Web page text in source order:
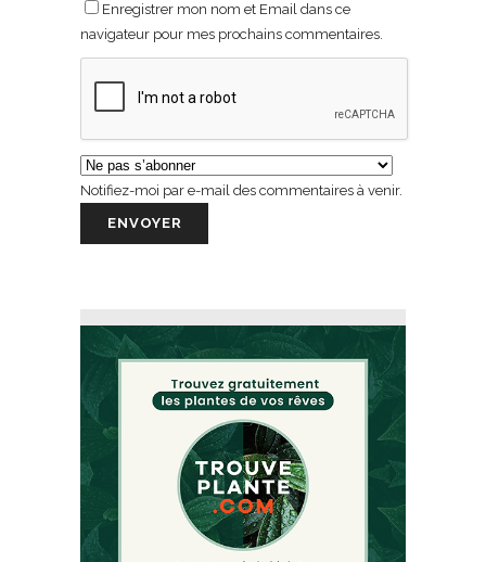
Enregistrer mon nom et Email dans ce
navigateur pour mes prochains commentaires.
Notifiez-moi par e-mail des commentaires à venir.